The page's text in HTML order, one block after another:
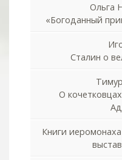
Ольга
«Богоданный
Сталин о
О
Книги